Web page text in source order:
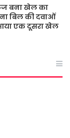
बना खेल का
बिल की दवाओं
एक दूसरा खेल